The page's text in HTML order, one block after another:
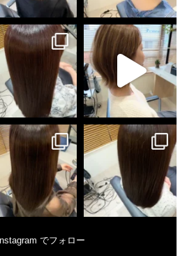
Instagram でフォロー